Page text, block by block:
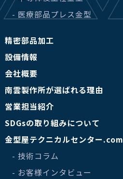
- 医療部品プレス金型
精密部品加工
設備情報
会社概要
南雲製作所が選ばれる理由
営業担当紹介
SDGsの取り組みについて
金型屋テクニカルセンター.com
- 技術コラム
- お客様インタビュー